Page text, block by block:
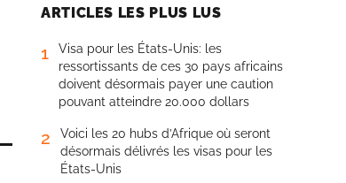
ARTICLES LES PLUS LUS
1
Visa pour les États-Unis: les
ressortissants de ces 30 pays africains
doivent désormais payer une caution
pouvant atteindre 20.000 dollars
2
Voici les 20 hubs d’Afrique où seront
désormais délivrés les visas pour les
États-Unis